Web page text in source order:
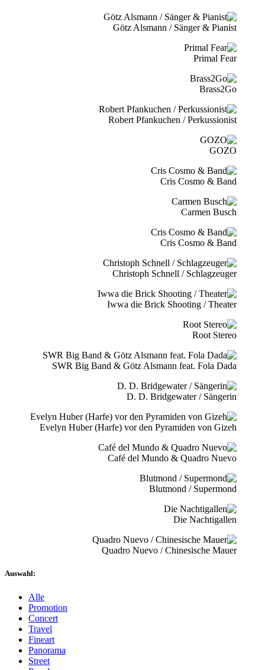
Götz Alsmann / Sänger & Pianist
Primal Fear
Brass2Go
Robert Pfankuchen / Perkussionist
GOZO
Cris Cosmo & Band
Carmen Busch
Cris Cosmo & Band
Christoph Schnell / Schlagzeuger
Iwwa die Brick Shooting / Theater
Root Stereo
SWR Big Band & Götz Alsmann feat. Fola Dada
D. D. Bridgewater / Sängerin
Evelyn Huber (Harfe) vor den Pyramiden von Gizeh
Café del Mundo & Quadro Nuevo
Blutmond / Supermond
Die Nachtigallen
Quadro Nuevo / Chinesische Mauer
Auswahl:
Alle
Promotion
Concert
Travel
Fineart
Panorama
Street